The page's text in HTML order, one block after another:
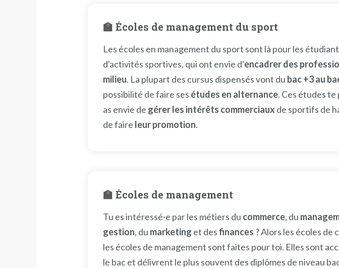
🏫 Écoles de management du sport
Les écoles en management du sport sont là pour les
d'activités sportives, qui ont envie d'encadrer des
milieu. La plupart des cursus dispensés vont du bac +3 au
possibilité de faire ses études en alternance. Ces études
as envie de gérer les intérêts commerciaux de sportifs de
de faire leur promotion.
🏫 Écoles de management
Tu es intéressé·e par les métiers du commerce, du
gestion, du marketing et desfinances ? Alors les écoles de
les écoles de management sont faites pour toi. Elles sont
le bac et délivrent le plus souvent des diplômes de niveau